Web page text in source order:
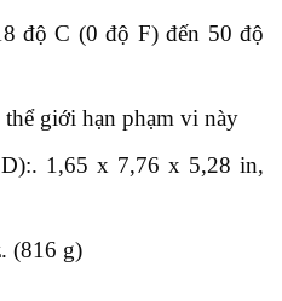
độ C (0 độ F) đến 50 độ
giới hạn phạm vi này
1,65 x 7,76 x 5,28 in,
(816 g)